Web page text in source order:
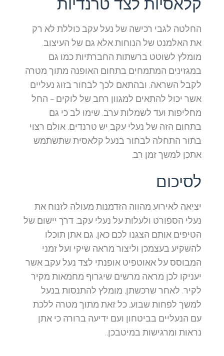
החלטה לגבי רכישה של נעל עקב כוללת לא רק
את האלמנט של הנוחות אלא גם של העיצוב.
מומלץ לשוטט ברשתות החברתיות כמו גם
במגזינים המתמחים בתחום האופנה מתוך מטרה
לקבל השראה, ובהתאם לכך לבחור בזוג נעליים
אשר יכול להתאים למגוון רחב של לוקים – החל
מחליפות ועד לשמלות ערב. שימו לב כי גם
בתחום הזה של נעלי עקב יש טרנדים, אולם רצוי
בתור התחלה לבחור בנעל קלאסית שתשתמש
אתכן למשך זמן רב.
לסיכום
יציאה לאירוע מהווה הזדמנות מעולה לזנוח את
נעלי הספורט ולעלות על נעלי עקב. דרך יישום של
הטיפים אותם הצגנו לכם כאן, גם אתן תוכלו
להשקיע בעצמכן וליצור מראה שיקי ועל זמני
המבוסס על אאוטפיט אופנתי לצד נעל עקב אשר
יעניקו לכן מראה מרשים שיגרוף מחמאות מקיר
לקיר. לאחר שרכשתן, מומלץ להתנסות בנעל
למשך לפחות שבוע, כל זאת מתוך מטרה ללכת
עם הנעליים בביטחון ועם ידיעה ברורה כי אתן
נראות ומרגישות במיטבכן..